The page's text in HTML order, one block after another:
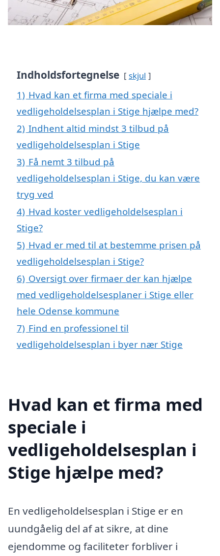
Indholdsfortegnelse skjul
1) Hvad kan et firma med speciale i
vedligeholdelsesplan i Stige hjælpe med?
2) Indhent altid mindst 3 tilbud på
vedligeholdelsesplan i Stige
3) Få nemt 3 tilbud på
vedligeholdelsesplan i Stige, du kan være
tryg ved
4) Hvad koster vedligeholdelsesplan i
Stige?
5) Hvad er med til at bestemme prisen på
vedligeholdelsesplan i Stige?
6) Oversigt over firmaer der kan hjælpe
med vedligeholdelsesplaner i Stige eller
hele Odense kommune
7) Find en professionel til
vedligeholdelsesplan i byer nær Stige
Hvad kan et firma med
speciale i
vedligeholdelsesplan i
Stige hjælpe med?
En vedligeholdelsesplan i Stige er en
uundgåelig del af at sikre, at dine
ejendomme og faciliteter forbliver i